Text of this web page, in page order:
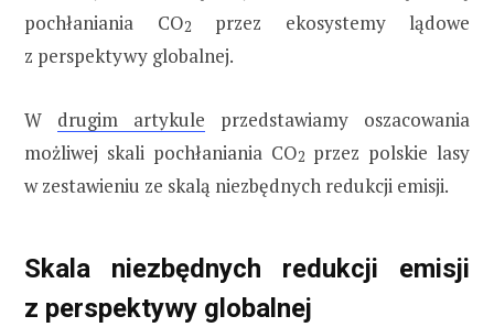
pochłaniania CO2
przez ekosystemy lądowe
z perspektywy globalnej.
W drugim artykule przedstawiamy oszacowania
możliwej skali pochłaniania CO2 przez polskie lasy
w zestawieniu ze skalą niezbędnych redukcji emisji.
Skala niezbędnych redukcji emisji
z perspektywy globalnej